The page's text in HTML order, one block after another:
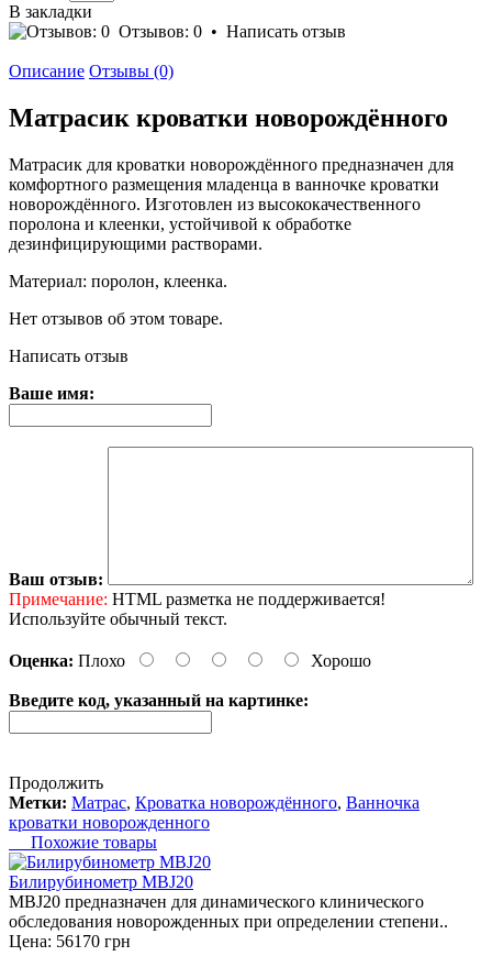
В закладки
Отзывов: 0 • Написать отзыв
Описание Отзывы (0)
Матрасик кроватки новорождённого
Матрасик для кроватки новорождённого предназначен для
комфортного размещения младенца в ванночке кроватки
новорождённого. Изготовлен из высококачественного
поролона и клеенки, устойчивой к обработке
дезинфицирующими растворами.
Материал: поролон, клеенка.
Нет отзывов об этом товаре.
Написать отзыв
Ваше имя:
Ваш отзыв:
Примечание: HTML разметка не поддерживается!
Используйте обычный текст.
Оценка: Плохо Хорошо
Введите код, указанный на картинке:
Продолжить
Метки: Матрас, Кроватка новорождённого, Ванночка
кроватки новорожденного
Похожие товары
Билирубинометр MBJ20
MBJ20 предназначен для динамического клинического
обследования новорожденных при определении степени..
Цена: 56170 грн